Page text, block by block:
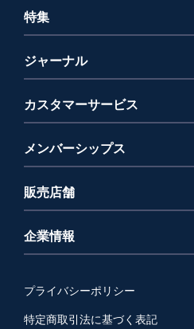
特集
ジャーナル
カスタマーサービス
メンバーシップス
販売店舗
企業情報
プライバシーポリシー
特定商取引法に基づく表記